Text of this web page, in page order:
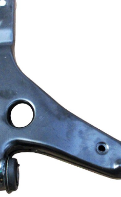
se syntetickým
tukem
s
nosným-/vodicím
kloubem
VKDS 324073